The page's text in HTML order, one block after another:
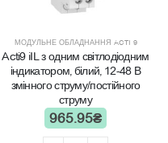
МОДУЛЬНЕ ОБЛАДНАННЯ ACTI 9
Acti9 iIL з одним світлодіодним
індикатором, білий, 12-48 В
змінного струму/постійного
струму
965.95₴